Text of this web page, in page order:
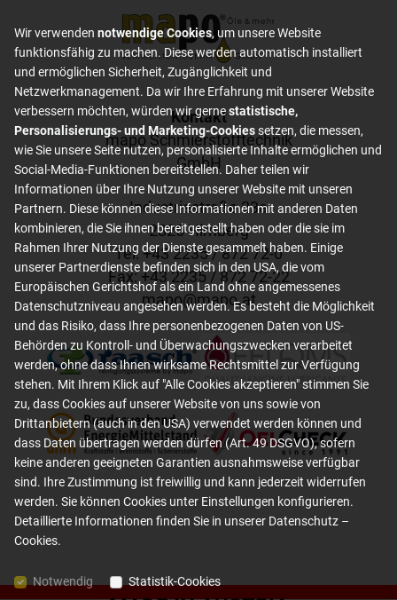
Footer content
Kontakt
mapo Schmierstofftechnik
GmbH
Industriestraße 23a
2325 Himberg
Tel: +43 2235 / 872 72-0
Fax: +43 2235 / 872 72-22
mapo@mapo.at
Wir verwenden notwendige Cookies, um unsere Website
funktionsfähig zu machen. Diese werden automatisch installiert
und ermöglichen Sicherheit, Zugänglichkeit und
Netzwerkmanagement. Da wir Ihre Erfahrung mit unserer Website
verbessern möchten, würden wir gernestatistische,
Personalisierungs- und Marketing-Cookiessetzen, die messen,
wie Sie unsere Seite nutzen, personalisierte Inhalte ermöglichen und
Social-Media-Funktionen bereitstellen. Daher teilen wir
Informationen über Ihre Nutzung unserer Website mit unseren
Partnern. Diese können diese Informationen mit anderen Daten
kombinieren, die Sie ihnen bereitgestellt haben oder die sie im
Rahmen Ihrer Nutzung der Dienste gesammelt haben. Einige
unserer Partnerdienste befinden sich in den USA, die vom
Europäischen Gerichtshof als ein Land ohne angemessenes
Datenschutzniveau angesehen werden. Es besteht die Möglichkeit
und das Risiko, dass Ihre personenbezogenen Daten von US-
Behörden zu Kontroll- und Überwachungszwecken verarbeitet
werden, ohne dass Ihnen wirksame Rechtsmittel zur Verfügung
stehen. Mit Ihrem Klick auf "Alle Cookies akzeptieren" stimmen Sie
zu, dass Cookies auf unserer Website von uns sowie von
Drittanbietern (auch in den USA) verwendet werden können und
dass Daten übertragen werden dürfen (Art. 49 DSGVO), sofern
keine anderen geeigneten Garantien ausnahmsweise verfügbar
sind. Ihre Zustimmung ist freiwillig und kann jederzeit widerrufen
werden. Sie können Cookies unter Einstellungen konfigurieren.
Detaillierte Informationen finden Sie in unserer Datenschutz –
Cookies.
Notwendig Statistik-Cookies